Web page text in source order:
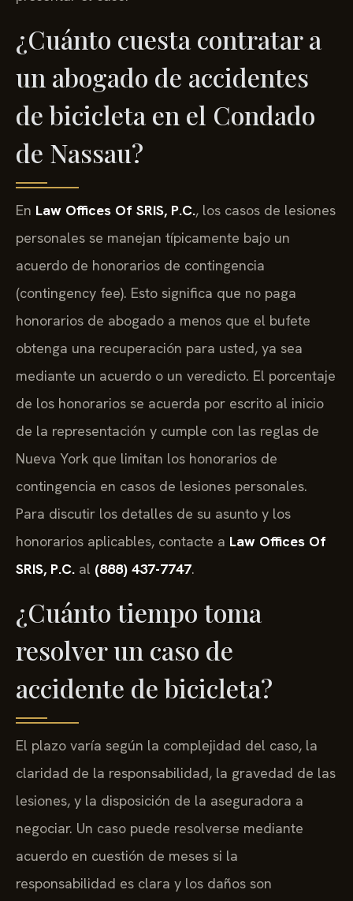
¿Cuánto cuesta contratar a
un abogado de accidentes
de bicicleta en el Condado
de Nassau?
En Law Offices Of SRIS, P.C., los casos de lesiones
personales se manejan típicamente bajo un
acuerdo de honorarios de contingencia
(contingency fee). Esto significa que no paga
honorarios de abogado a menos que el bufete
obtenga una recuperación para usted, ya sea
mediante un acuerdo o un veredicto. El porcentaje
de los honorarios se acuerda por escrito al inicio
de la representación y cumple con las reglas de
Nueva York que limitan los honorarios de
contingencia en casos de lesiones personales.
Para discutir los detalles de su asunto y los
honorarios aplicables, contacte a Law Offices Of
SRIS, P.C. al (888) 437-7747.
¿Cuánto tiempo toma
resolver un caso de
accidente de bicicleta?
El plazo varía según la complejidad del caso, la
claridad de la responsabilidad, la gravedad de las
lesiones, y la disposición de la aseguradora a
negociar. Un caso puede resolverse mediante
acuerdo en cuestión de meses si la
responsabilidad es clara y los daños son